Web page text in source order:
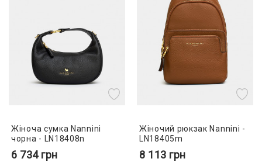
Жіноча сумка Nannini
чорна - LN18408n
6 734грн
Жіночий рюкзак Nannini -
LN18405m
8 113 грн